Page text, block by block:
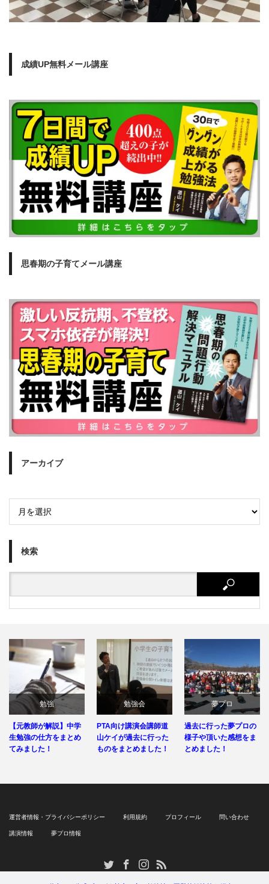
成績UP無料メール講座
思春期の子育てメール講座
アーカイブ
検索
勉強
【元教師が解説】中学
生勉強の仕方をまとめ
てみました！
勉強会
PTA向け講演会講師道
山ケイが過去に行った
ものをまとめました！
夢プロ
過去に行った夢プロの
様子や頂いた感想をま
とめました！
運営者情報・プライバシーポリシー 利用規約 プロフィール 問い合わせ
講演情報 夢プロ情報
TwitterFacebookInstagram
RSS